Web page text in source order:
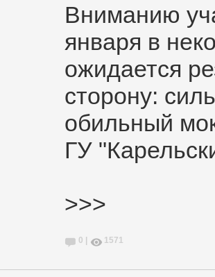
Вниманию
января в
ожидается
сторону:
обильный
ГУ
>>>
0 | 1571